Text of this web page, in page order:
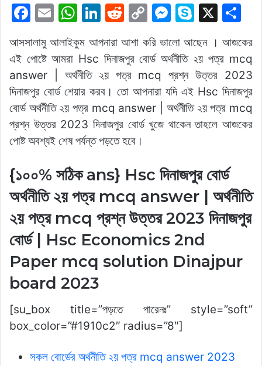
F
c
e
b
o
o
k
E
m
ai
l
W
at
s
A
p
p
Li
k
e
dI
n
R
d
di
t
C
o
p
y
Li
n
k
M
s
s
e
n
g
S
y
p
e
X
ar
e
আসসালামু আলাইকুম আপনারা আশা করি ভালো আছেন । আজকের
এই পোষ্টে আমরা Hsc দিনাজপুর বোর্ড অর্থনীতি ২য় পত্র mcq
answer | অর্থনীতি ২য় পত্র mcq প্রশ্ন উত্তর 2023
দিনাজপুর বোর্ড শেয়ার করব। তো আপনারা যদি এই Hsc দিনাজপুর
বোর্ড অর্থনীতি ২য় পত্র mcq answer | অর্থনীতি ২য় পত্র mcq
প্রশ্ন উত্তর 2023 দিনাজপুর বোর্ড খুজে থাকেন তাহলে আজকের
পোষ্ট অবশ্যই শেষ পর্যন্ত পড়তে হবে।
{১০০% সঠিক ans} Hsc দিনাজপুর বোর্ড
অর্থনীতি ২য় পত্র mcq answer | অর্থনীতি
২য় পত্র mcq প্রশ্ন উত্তর 2023 দিনাজপুর
বোর্ড | Hsc Economics 2nd
Paper mcq solution Dinajpur
board 2023
[su_box title=”পড়তে পারেনঃ” style=”soft”
box_color=”#1910c2″ radius=”8″]
সকল বোর্ডের অর্থনীতি ২য় পত্র mcq answer 2023